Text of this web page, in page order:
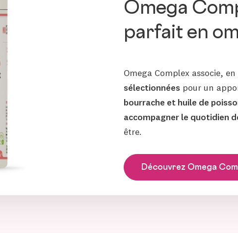
Omega
parfait en
Omega Complex associe,
sélectionnées pour un
bourrache et huile de
accompagner le quotidien
être.
Découvrez Omega